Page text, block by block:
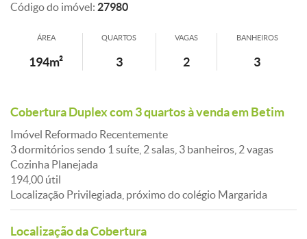
Código do imóvel: 27980
ÁREA
194m²
QUARTOS
3
VAGAS
2
BANHEIROS
3
Cobertura Duplex com 3 quartos à venda em Betim
Imóvel Reformado Recentemente
3 dormitórios sendo 1 suíte, 2 salas, 3 banheiros, 2 vagas
Cozinha Planejada
194,00 útil
Localização Privilegiada, próximo do colégio Margarida
Localização da Cobertura